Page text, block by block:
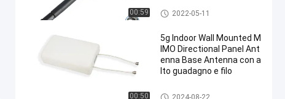
00:59 Antenna di Omni WiFi
2022-05-11
00:50
5g Indoor Wall Mounted M
IMO Directional Panel Ant
enna Base Antenna con a
lto guadagno e filo
Antenna di Omni WiFi
2024-08-22